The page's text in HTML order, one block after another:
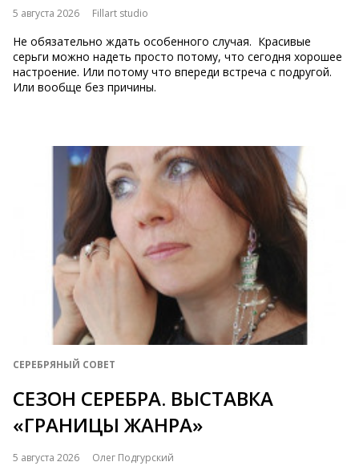
5 августа 2026 Fillart studio
Не обязательно ждать особенного случая. Красивые
серьги можно надеть просто потому, что сегодня хорошее
настроение. Или потому что впереди встреча с подругой.
Или вообще без причины.
СЕРЕБРЯНЫЙ СОВЕТ
СЕЗОН СЕРЕБРА. ВЫСТАВКА
«ГРАНИЦЫ ЖАНРА»
5 августа 2026 Олег Подгурский